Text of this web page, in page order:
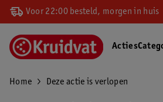
Voor 22:00 besteld, morgen in huis
Acties
Home Deze actie is verlopen